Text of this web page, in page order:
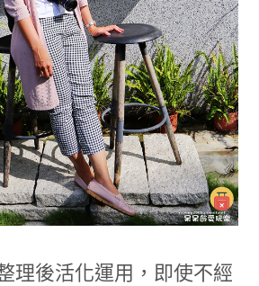
理後活化運用，即使不經